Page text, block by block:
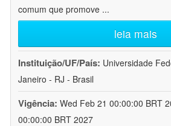
comum que promove ...
leia mais
Instituição/UF/País: Universidade
Janeiro - RJ - Brasil
Vigência: Wed Feb 21 00:00:00 BRT
00:00:00 BRT 2027